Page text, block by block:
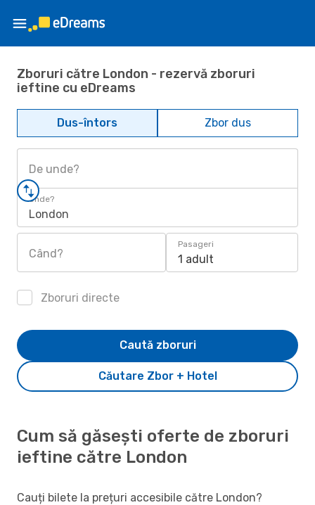
Zboruri către London - rezervă zboruri
ieftine cu eDreams
Dus-întors Zbor dus
De unde?
Unde?
London
Când?
Pasageri
1 adult
Zboruri directe
Căutare Zbor + Hotel
Caută zboruri
Cum să găsești oferte de zboruri
ieftine către London
Cauți bilete la prețuri accesibile către London?